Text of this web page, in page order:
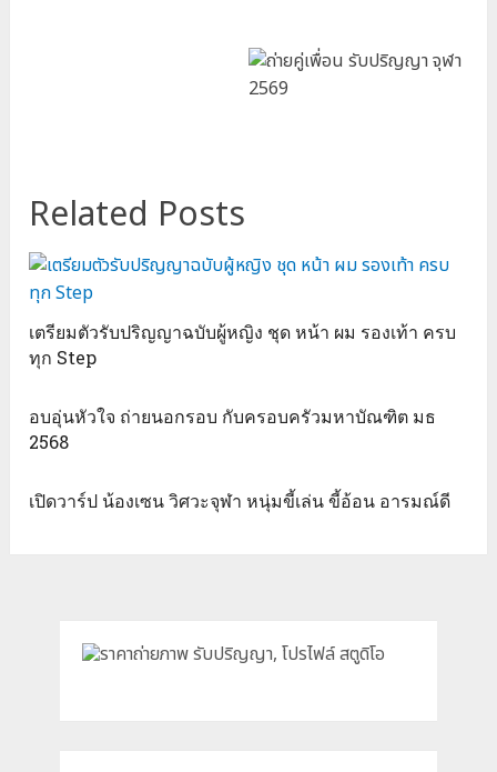
Related Posts
เตรียมตัวรับปริญญาฉบับผู้หญิง ชุด หน้า ผม รองเท้า ครบ
ทุก Step
อบอุ่นหัวใจ ถ่ายนอกรอบ กับครอบครัวมหาบัณฑิต มธ
2568
เปิดวาร์ป น้องเซน วิศวะจุฬา หนุ่มขี้เล่น ขี้อ้อน อารมณ์ดี